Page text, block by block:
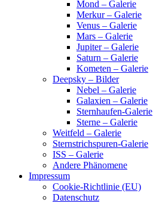
Mond – Galerie
Merkur – Galerie
Venus – Galerie
Mars – Galerie
Jupiter – Galerie
Saturn – Galerie
Kometen – Galerie
Deepsky – Bilder
Nebel – Galerie
Galaxien – Galerie
Sternhaufen-Galerie
Sterne – Galerie
Weitfeld – Galerie
Sternstrichspuren-Galerie
ISS – Galerie
Andere Phänomene
Impressum
Cookie-Richtlinie (EU)
Datenschutz